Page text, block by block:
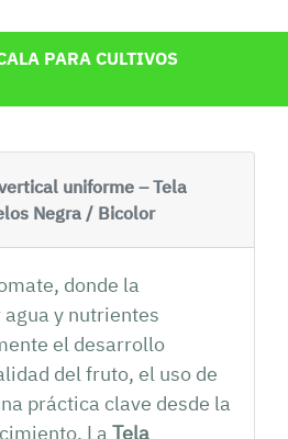
PARA CULTIVOS
uniforme – Tela
Negra / Bicolor
donde la
y nutrientes
el desarrollo
del fruto, el uso de
práctica clave desde la
La Tela